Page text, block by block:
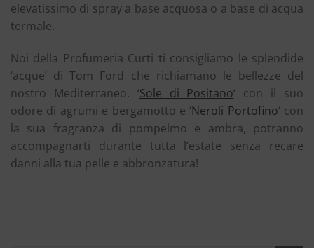
elevatissimo di spray a base acquosa o a base di acqua
termale.
Noi della Profumeria Curti ti consigliamo le splendide
‘acque’ di Tom Ford che richiamano le bellezze del
nostro Mediterraneo. ‘Sole di Positano‘ con il suo
odore di agrumi e bergamotto e ‘Neroli Portofino‘ con
la sua fragranza di pompelmo e ambra, potranno
accompagnarti durante tutta l’estate senza recare
danni alla tua pelle e abbronzatura!